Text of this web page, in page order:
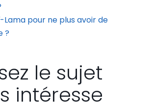
pour ne plus avoir de
?
le sujet
intéresse